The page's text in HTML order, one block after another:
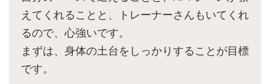
えてくれることと、トレーナーさんもいてくれ
るので、心強いです。
まずは、身体の土台をしっかりすることが目標
です。